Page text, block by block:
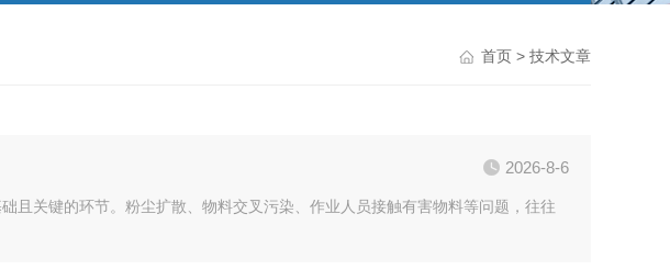
首页 > 技术文章
2026-8-6
且关键的环节。粉尘扩散、物料交叉污染、作业人员接触有害物料等问题，往往